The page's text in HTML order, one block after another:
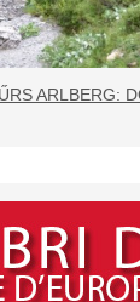
ARLBERG: